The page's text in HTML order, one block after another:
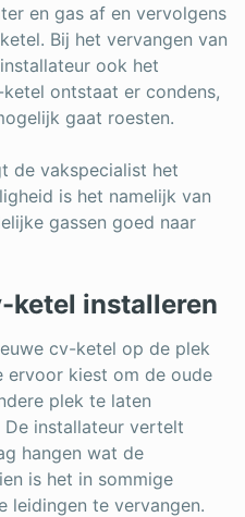
en gas af en vervolgens
Bij het vervangen van
ook het
ontstaat er condens,
gaat roesten.
de vakspecialist het
is het namelijk van
gassen goed naar
ketel installeren
cv-ketel op de plek
ervoor kiest om de oude
plek te laten
installateur vertelt
hangen wat de
is het in sommige
leidingen te vervangen.